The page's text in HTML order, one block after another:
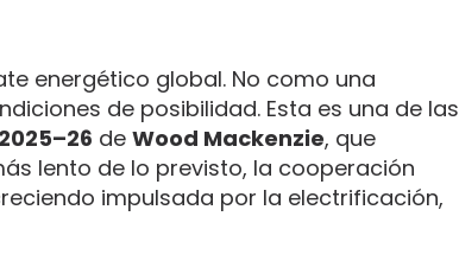
energético global. No como una
de posibilidad. Esta es una de las
de Wood Mackenzie, que
lento de lo previsto, la cooperación
impulsada por la electrificación,